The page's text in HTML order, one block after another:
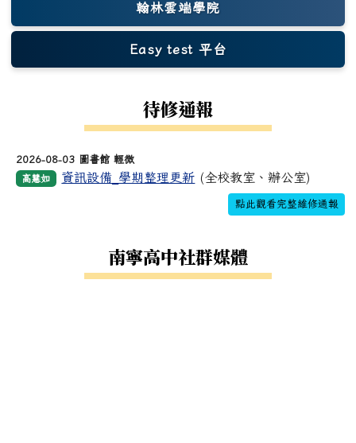
翰林雲端學院
Easy test 平台
(另開新視窗)
待修通報
2026-08-03 圖書館 輕微
高慧如 資訊設備_學期整理更新 (全校教室、辦公室)
點此觀看完整維修通報
南寧高中社群媒體